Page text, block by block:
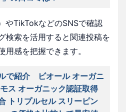
やTikTokなどのSNSで確認
検索を活用すると関連投稿を
用感を把握できます。
で紹介 ビオール オーガニ
ス オーガニック認証取得
トリプルセル スリーピン